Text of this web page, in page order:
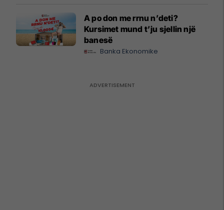
A po don me rrnu n’deti?
Kursimet mund t’ju sjellin një
banesë
Banka Ekonomike